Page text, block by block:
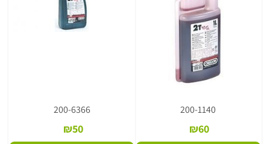
200-1140
₪60
200-6366
₪50